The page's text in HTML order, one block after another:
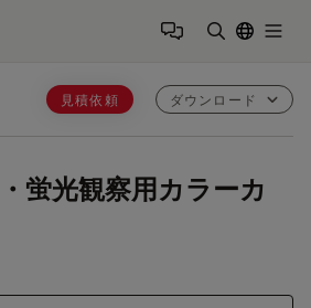
見積依頼 ダウンロード
蛍光観察用カラーカ